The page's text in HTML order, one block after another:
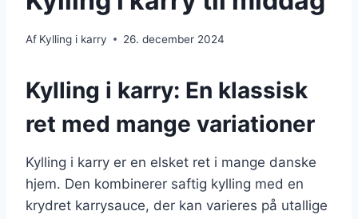
Af Kylling i karry 26. december 2024
Kylling i karry: En klassisk
ret med mange variationer
Kylling i karry er en elsket ret i mange danske
hjem. Den kombinerer saftig kylling med en
krydret karrysauce, der kan varieres på utallige